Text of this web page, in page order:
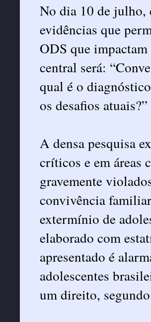
No dia 10 de julho,
evidências que
ODS que
central será:
qual é o
os desafios atuais?”
A densa pesquisa
críticos e em áreas
gravemente
convivência
extermínio de
elaborado com
apresentado é
adolescentes
um direito,